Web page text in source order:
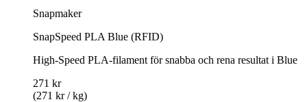
Snapmaker
SnapSpeed PLA Blue (RFID)
High-Speed PLA-filament för snabba och rena resultat i Blue
271 kr
(271 kr / kg)